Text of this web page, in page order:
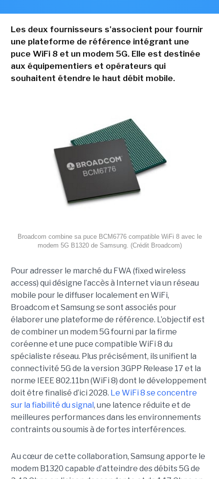
Les deux fournisseurs s'associent pour fournir
une plateforme de référence intégrant une
puce WiFi 8 et un modem 5G. Elle est destinée
aux équipementiers et opérateurs qui
souhaitent étendre le haut débit mobile.
Broadcom combine sa puce BCM6776 compatible WiFi 8 avec le
modem 5G B1320 de Samsung. (Crédit Broadcom)
Pour adresser le marché du FWA (fixed wireless
access) qui désigne l’accès à Internet via un réseau
mobile pour le diffuser localement en WiFi,
Broadcom et Samsung se sont associés pour
élaborer une plateforme de référence. L’objectif est
de combiner un modem 5G fourni par la firme
coréenne et une puce compatible WiFi 8 du
spécialiste réseau. Plus précisément, ils unifient la
connectivité 5G de la version 3GPP Release 17 et la
norme IEEE 802.11bn (WiFi 8) dont le développement
doit être finalisé d’ici 2028. Le WiFi 8 se concentre
sur la fiabilité du signal , une latence réduite et de
meilleures performances dans les environnements
contraints ou soumis à de fortes interférences.
Au cœur de cette collaboration, Samsung apporte le
modem B1320 capable d’atteindre des débits 5G de